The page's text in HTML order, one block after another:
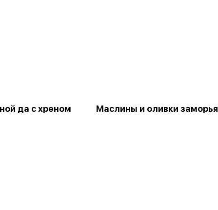
да с хреном
Маслины и оливки заморья